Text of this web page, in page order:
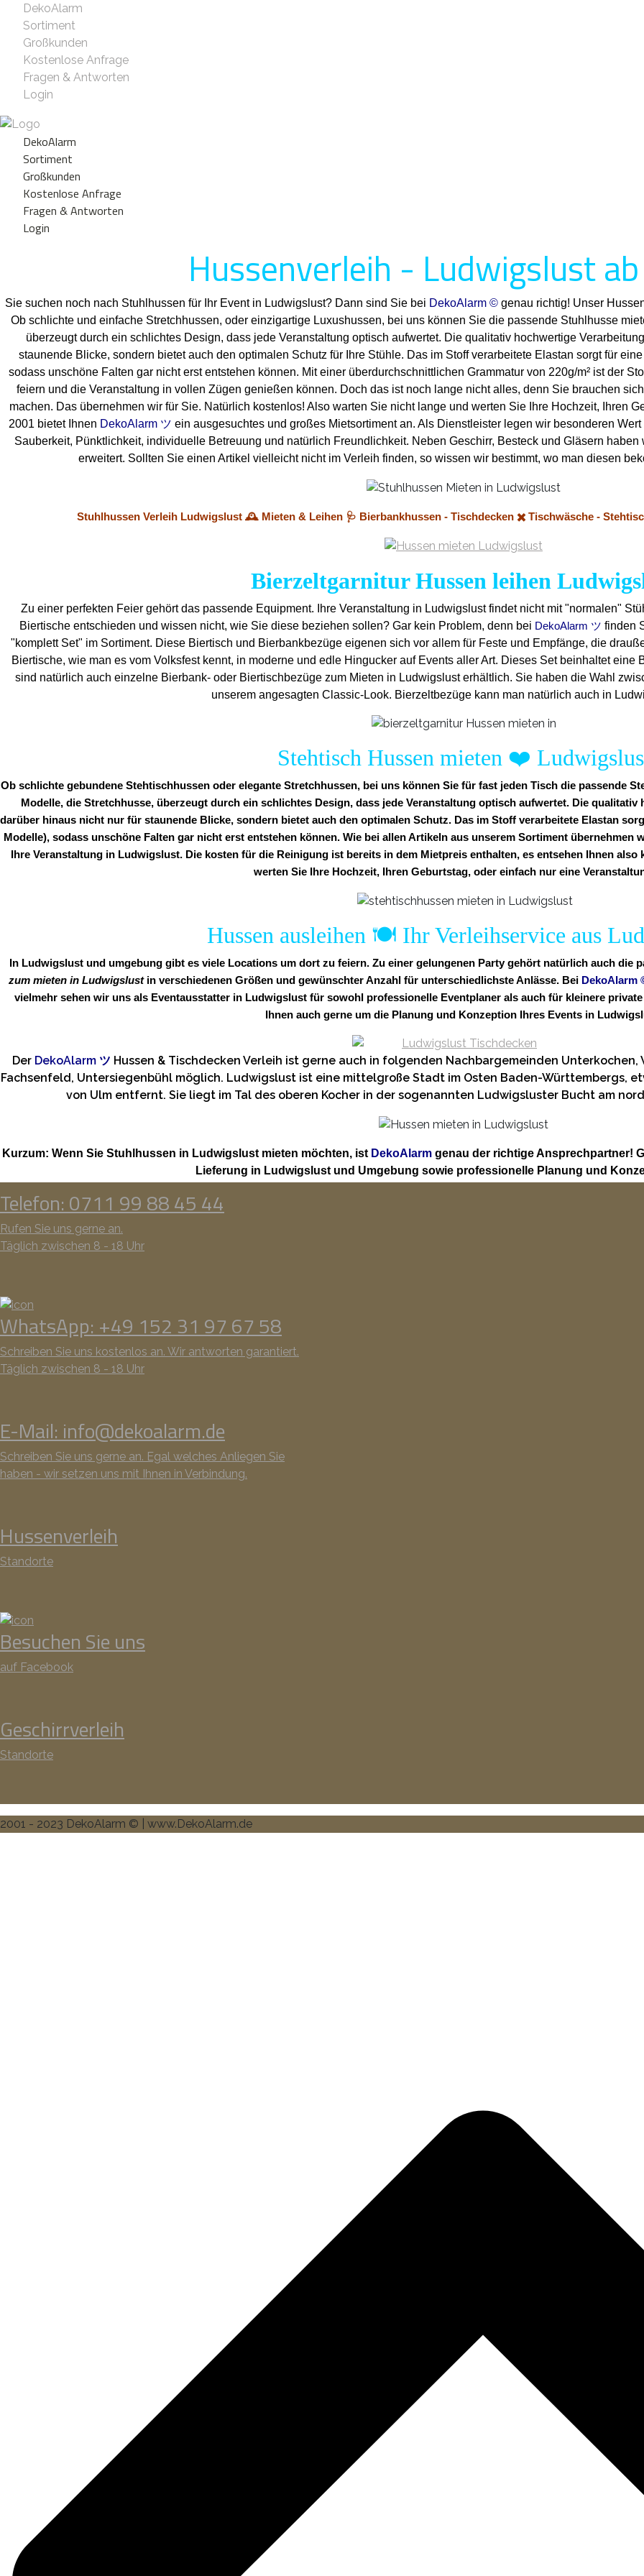
DekoAlarm
Sortiment
Großkunden
Kostenlose Anfrage
Fragen & Antworten
Login
DekoAlarm
Sortiment
Großkunden
Kostenlose Anfrage
Fragen & Antworten
Login
Hussenverleih - Ludwigslust
Sie suchen noch nach Stuhlhussen für Ihr Event in Ludwigslust? Dann sind Sie bei DekoAlarm ©genau richtig! Unser
Ob schlichte und einfache Stretchhussen, oder einzigartige Luxushussen, bei uns können Sie die passende Stuhlhusse
überzeugt durch ein schlichtes Design, dass jede Veranstaltung optisch aufwertet. Die qualitativ hochwertige
staunende Blicke, sondern bietet auch den optimalen Schutz für Ihre Stühle. Das im Stoff verarbeitete Elastan sorgt für
sodass unschöne Falten gar nicht erst entstehen können. Mit einer überdurchschnittlichen Grammatur von 220g/m² ist der
feiern und die Veranstaltung in vollen Zügen genießen können. Doch das ist noch lange nicht alles, denn Sie brauchen
machen. Das übernehmen wir für Sie. Natürlich kostenlos! Also warten Sie nicht lange und werten Sie Ihre Hochzeit, Ihren
2001 bietet Ihnen DekoAlarm ツ ein ausgesuchtes und großes Mietsortiment an. Als Dienstleister legen wir besonderen
Sauberkeit, Pünktlichkeit, individuelle Betreuung und natürlich Freundlichkeit. Neben Geschirr, Besteck und Gläsern
erweitert. Sollten Sie einen Artikel vielleicht nicht im Verleih finden, so wissen wir bestimmt, wo man diesen
Stuhlhussen Verleih Ludwigslust 🕰️ Mieten & Leihen 🩺 Bierbankhussen - Tischdecken ✖️ Tischwäsche -
Bierzeltgarnitur Hussen leihen
Zu einer perfekten Feier gehört das passende Equipment.
Ihre Veranstaltung in Ludwigslust findet nicht mit "normalen"
Biertische entschieden und wissen nicht, wie Sie diese beziehen sollen? Gar kein Problem, denn bei DekoAlarm ツ finden
"komplett Set" im Sortiment. Diese Biertisch und Bierbankbezüge eigenen sich vor allem für Feste und Empfänge, die
Biertische, wie man es vom Volksfest kennt, in moderne und edle Hingucker auf Events aller Art. Dieses Set beinhaltet
sind natürlich auch einzelne Bierbank- oder Biertischbezüge zum Mieten in Ludwigslust erhältlich. Sie haben die Wahl
unserem angesagten Classic-Look. Bierzeltbezüge kann man natürlich auch in
Stehtisch Hussen mieten ❤️
Ob schlichte gebundene Stehtischhussen oder elegante Stretchhussen, bei uns können Sie für fast jeden Tisch die passende
Modelle, die Stretchhusse, überzeugt durch ein schlichtes Design, dass jede Veranstaltung optisch aufwertet. Die
darüber hinaus nicht nur für staunende Blicke, sondern bietet auch den optimalen Schutz. Das im Stoff verarbeitete Elastan
Modelle), sodass unschöne Falten gar nicht erst entstehen können. Wie bei allen Artikeln aus unserem Sortiment
Ihre Veranstaltung in Ludwigslust. Die kosten für die Reinigung ist bereits in dem Mietpreis enthalten, es entsehen Ihnen
werten Sie Ihre Hochzeit, Ihren Geburtstag, oder einfach nur eine
Hussen ausleihen 🍽️ Ihr Verleihservice aus
In Ludwigslust und umgebung gibt es viele Locations um dort zu feiern. Zu einer gelungenen Party gehört natürlich auch die
zum mieten in Ludwigslustin verschiedenen Größen und gewünschter Anzahl für unterschiedlichste Anlässe. Bei DekoAlarm
vielmehr sehen wir uns als Eventausstatter in Ludwigslust für sowohl professionelle Eventplaner als auch für kleinere
Ihnen auch gerne um die Planung und Konzeption Ihres Events in
Der DekoAlarm ツ Hussen & Tischdecken Verleih ist gerne auch in folgenden Nachbargemeinden
Fachsenfeld, Untersiegenbühl möglich. Ludwigslust ist eine mittelgroße Stadt im Osten Baden-Württembergs,
von Ulm entfernt. Sie liegt im Tal des oberen Kocher in der sogenannten Ludwigsluster Bucht am
Kurzum: Wenn Sie Stuhlhussen in Ludwigslust mieten möchten, ist DekoAlarm genau der richtige Ansprechpartner!
Lieferung in Ludwigslust und Umgebung sowie professionelle Planung und
Telefon: 0711 99 88 45 44
Rufen Sie uns gerne an.
Täglich zwischen 8 - 18 Uhr
WhatsApp: +49 152 31 97 67 58
Schreiben Sie uns kostenlos an. Wir antworten garantiert.
Täglich zwischen 8 - 18 Uhr
E-Mail: info@dekoalarm.de
Schreiben Sie uns gerne an. Egal welches Anliegen Sie
haben - wir setzen uns mit Ihnen in Verbindung.
Hussenverleih
Standorte
Besuchen Sie uns
auf Facebook
Geschirrverleih
Standorte
2001 - 2023 DekoAlarm © | www.DekoAlarm.de